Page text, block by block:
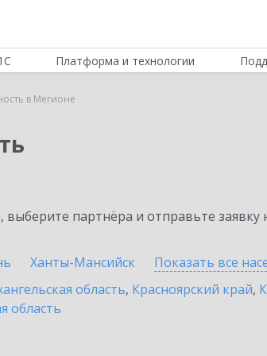
Платформа и технологии
в Мегионе
партнёра и отправьте заявку
Ханты-Мансийск Показать все
область, Красноярский край,
область